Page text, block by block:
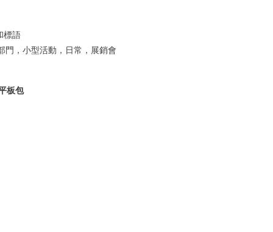
標語
門，小型活動，日常，展銷會
板包